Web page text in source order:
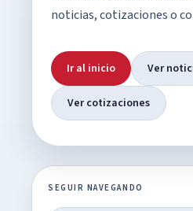
noticias, cotizaciones o
Ir al inicio Ver
Ver cotizaciones
SEGUIR NAVEGANDO